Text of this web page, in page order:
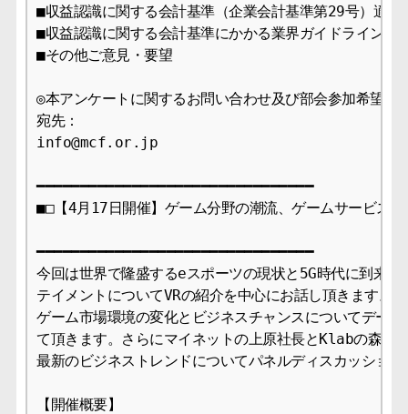
■収益認識に関する会計基準（企業会計基準第29号）適用
■収益認識に関する会計基準にかかる業界ガイドラインに
■その他ご意見・要望
◎本アンケートに関するお問い合わせ及び部会参加希望連
宛先：
info@mcf.or.jp
━━━━━━━━━━━━━━━━━━━━━━━━━━━━━━━━
━━━━━━━━━━━━━━━━━━━━━━━━━━━━━━━━
今回は世界で隆盛するeスポーツの現状と5G時代に到来す
テイメントについてVRの紹介を中心にお話し頂きます。
ゲーム市場環境の変化とビジネスチャンスについてデー
て頂きます。さらにマイネットの上原社長とKlabの森田
最新のビジネストレンドについてパネルディスカッショ
【開催概要】